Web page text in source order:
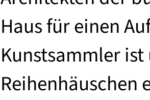
Haus für einen
Kunstsammler
Reihenhäuschen